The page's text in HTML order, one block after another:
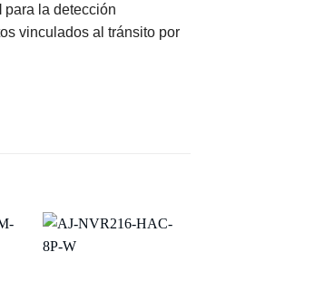
para la detección
vinculados al tránsito por